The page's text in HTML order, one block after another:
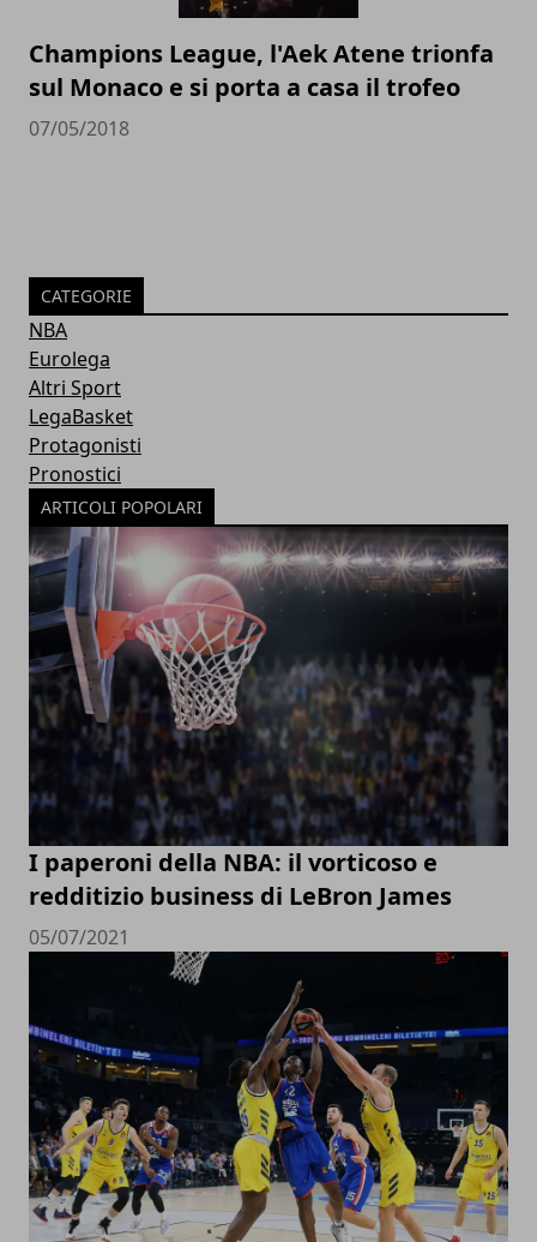
Champions League, l'Aek Atene trionfa
sul Monaco e si porta a casa il trofeo
07/05/2018
CATEGORIE
NBA
Eurolega
Altri Sport
LegaBasket
Protagonisti
Pronostici
ARTICOLI POPOLARI
I paperoni della NBA: il vorticoso e
redditizio business di LeBron James
05/07/2021